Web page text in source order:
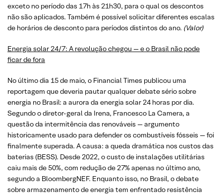
exceto no período das 17h às 21h30, para o qual os descontos
não são aplicados. Também é possível solicitar diferentes escalas
de horários de desconto para períodos distintos do ano. (Valor)
Energia solar 24/7: A revolução chegou — e o Brasil não pode
ficar de fora
No último dia 15 de maio, o Financial Times publicou uma
reportagem que deveria pautar qualquer debate sério sobre
energia no Brasil: a aurora da energia solar 24 horas por dia.
Segundo o diretor-geral da Irena, Francesco La Camera, a
questão da intermitência das renováveis — argumento
historicamente usado para defender os combustíveis fósseis — foi
finalmente superada. A causa: a queda dramática nos custos das
baterias (BESS). Desde 2022, o custo de instalações utilitárias
caiu mais de 50%, com redução de 27% apenas no último ano,
segundo a BloombergNEF. Enquanto isso, no Brasil, o debate
sobre armazenamento de energia tem enfrentado resistência